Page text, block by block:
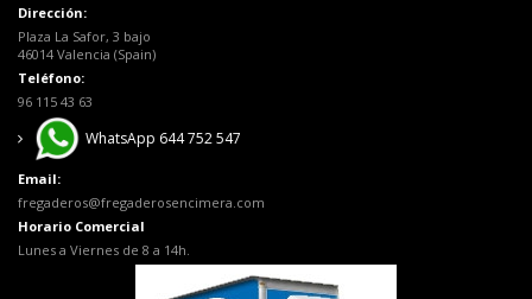
Dirección:
Plaza La Safor, 3 bajo
46014 Valencia (Spain)
Teléfono:
96 115 43 63
WhatsApp 644 752 547
Email:
fregaderos@fregaderosencimera.com
Horario Comercial
Lunes a Viernes de 8 a 14h.